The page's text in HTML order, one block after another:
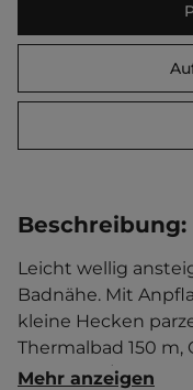
Beschreibung:
Leicht wellig
Badnähe. Mit
kleine Hecken
Thermalbad 150 m,
Touristen-/
Mehr anzeigen